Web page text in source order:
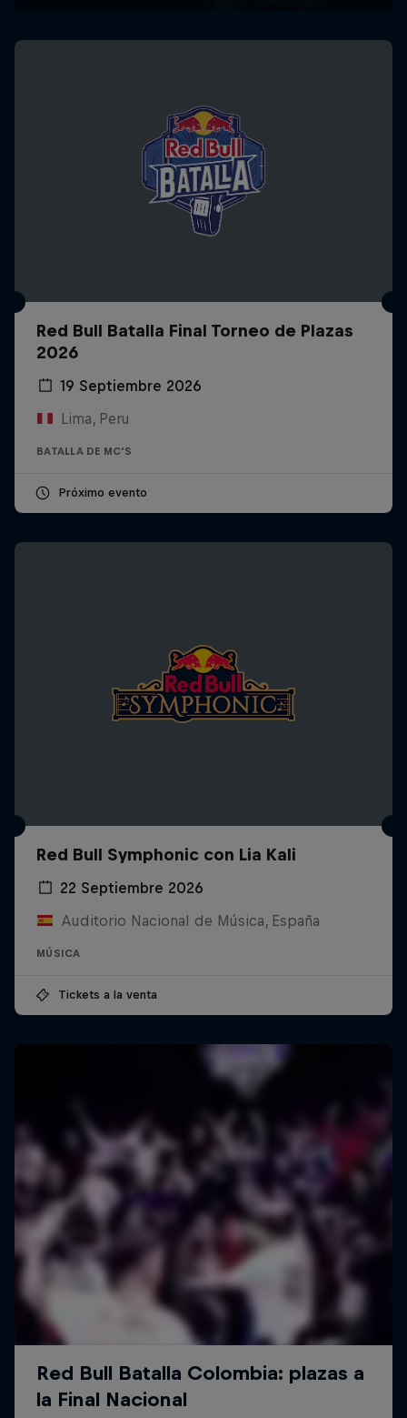
Red Bull Batalla Final Torneo de Plazas
2026
19 Septiembre 2026
Lima, Peru
BATALLA DE MC'S
Próximo evento
Red Bull Symphonic con Lia Kali
22 Septiembre 2026
Auditorio Nacional de Música, España
MÚSICA
Tickets a la venta